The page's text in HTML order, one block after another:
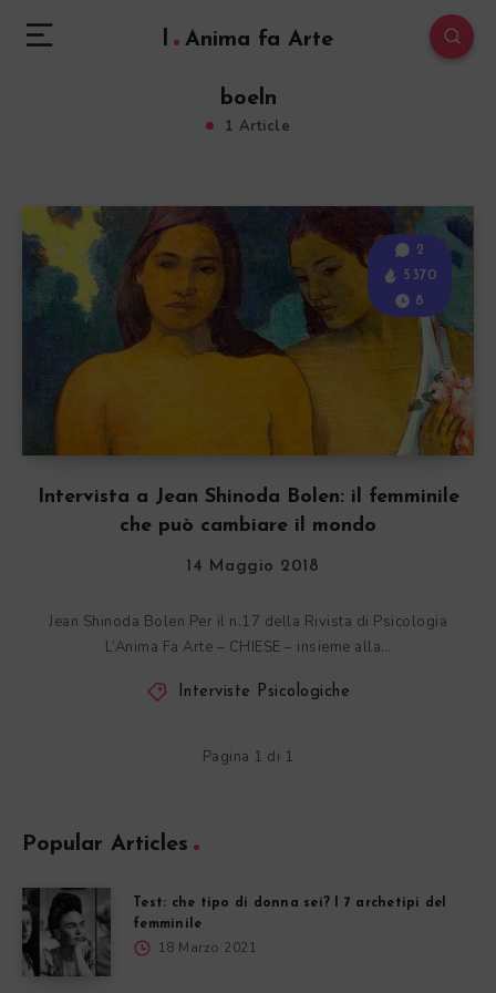
l Anima fa Arte
boeln
1 Article
Intervista a Jean Shinoda Bolen: il femminile
che può cambiare il mondo
2
5370
8
14 Maggio 2018
Jean Shinoda Bolen Per il n.17 della Rivista di Psicologia
L’Anima Fa Arte – CHIESE – insieme alla…
Interviste Psicologiche
Pagina 1 di 1
Popular Articles
Test: che tipo di donna sei? I 7 archetipi del
femminile
18 Marzo 2021